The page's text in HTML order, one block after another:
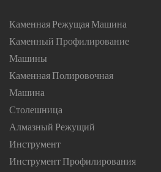
Каменная Режущая Машина
Каменный Профилирование
Машины
Каменная Полировочная
Машина
Столешница
Алмазный Режущий
Инструмент
Инструмент Профилирования